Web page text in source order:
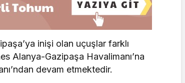
inişi olan uçuşlar farklı
Alanya-Gazipaşa Havalimanı’na
devam etmektedir.